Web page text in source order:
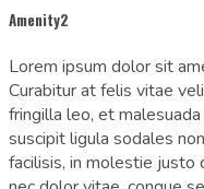
Amenity2
Lorem ipsum dolor sit
Curabitur at felis vitae
fringilla leo, et
suscipit ligula sodales
facilisis, in molestie justo